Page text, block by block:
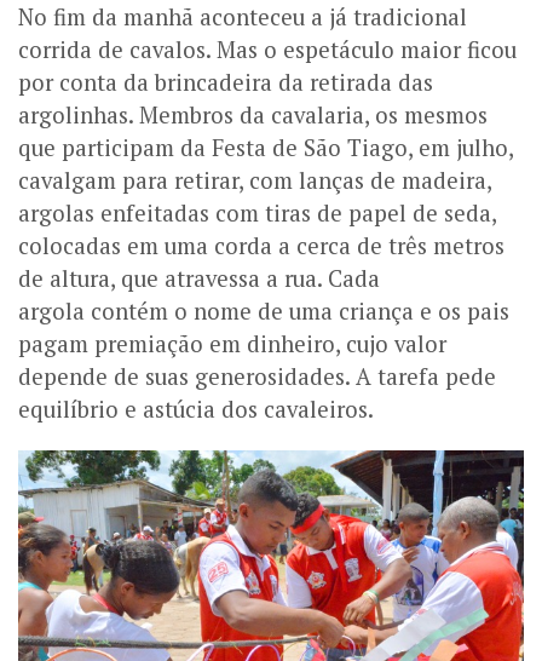
No fim da manhã aconteceu a já tradicional
corrida de cavalos. Mas o espetáculo maior ficou
por conta da brincadeira da retirada das
argolinhas. Membros da cavalaria, os mesmos
que participam da Festa de São Tiago, em julho,
cavalgam para retirar, com lanças de madeira,
argolas enfeitadas com tiras de papel de seda,
colocadas em uma corda a cerca de três metros
de altura, que atravessa a rua. Cada
argola contém o nome de uma criança e os pais
pagam premiação em dinheiro, cujo valor
depende de suas generosidades. A tarefa pede
equilíbrio e astúcia dos cavaleiros.